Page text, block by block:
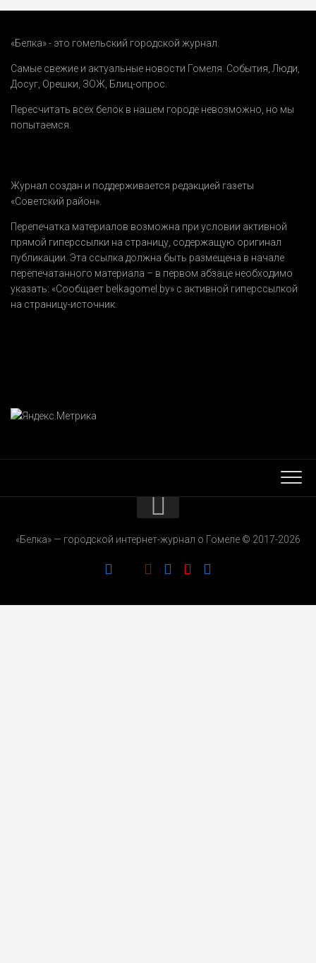
«Белка» - это гомельский городской журнал.
Самые свежие и актуальные новости Гомеля. События Люди
Досуг Орешки ЗОЖ Блиц-опрос
Пересчитать всех белок в нашем городе невозможно, но мы
попытаемся.
Журнал создан и поддерживается редакцией газеты
«Советский район».
Перепечатка материалов возможна при условии активной
прямой гиперссылки на страницу, содержащую оригинал
публикации. Эта ссылка должна быть размещена в начале
перепечатанного материала – в первом абзаце необходимо
указать: «Сообщает belkagomel.by» с активной гиперссылкой
на страницу-источник.
РЕКЛАМОДАТЕЛЯМ
«Белка» — городской интернет-журнал о Гомеле © 2017-2026